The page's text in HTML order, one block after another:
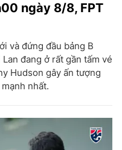
ngày 8/8, FPT
và đứng đầu bảng B
đang ở rất gần tấm vé
Hudson gây ấn tượng
nhất.